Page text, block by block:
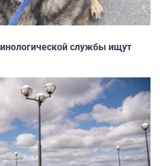
службы ищут